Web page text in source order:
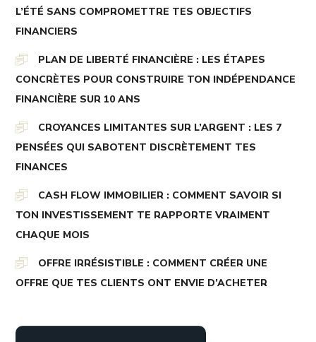
L’ÉTÉ SANS COMPROMETTRE TES OBJECTIFS
FINANCIERS
PLAN DE LIBERTÉ FINANCIÈRE : LES ÉTAPES
CONCRÈTES POUR CONSTRUIRE TON INDÉPENDANCE
FINANCIÈRE SUR 10 ANS
CROYANCES LIMITANTES SUR L’ARGENT : LES 7
PENSÉES QUI SABOTENT DISCRÈTEMENT TES
FINANCES
CASH FLOW IMMOBILIER : COMMENT SAVOIR SI
TON INVESTISSEMENT TE RAPPORTE VRAIMENT
CHAQUE MOIS
OFFRE IRRÉSISTIBLE : COMMENT CRÉER UNE
OFFRE QUE TES CLIENTS ONT ENVIE D’ACHETER